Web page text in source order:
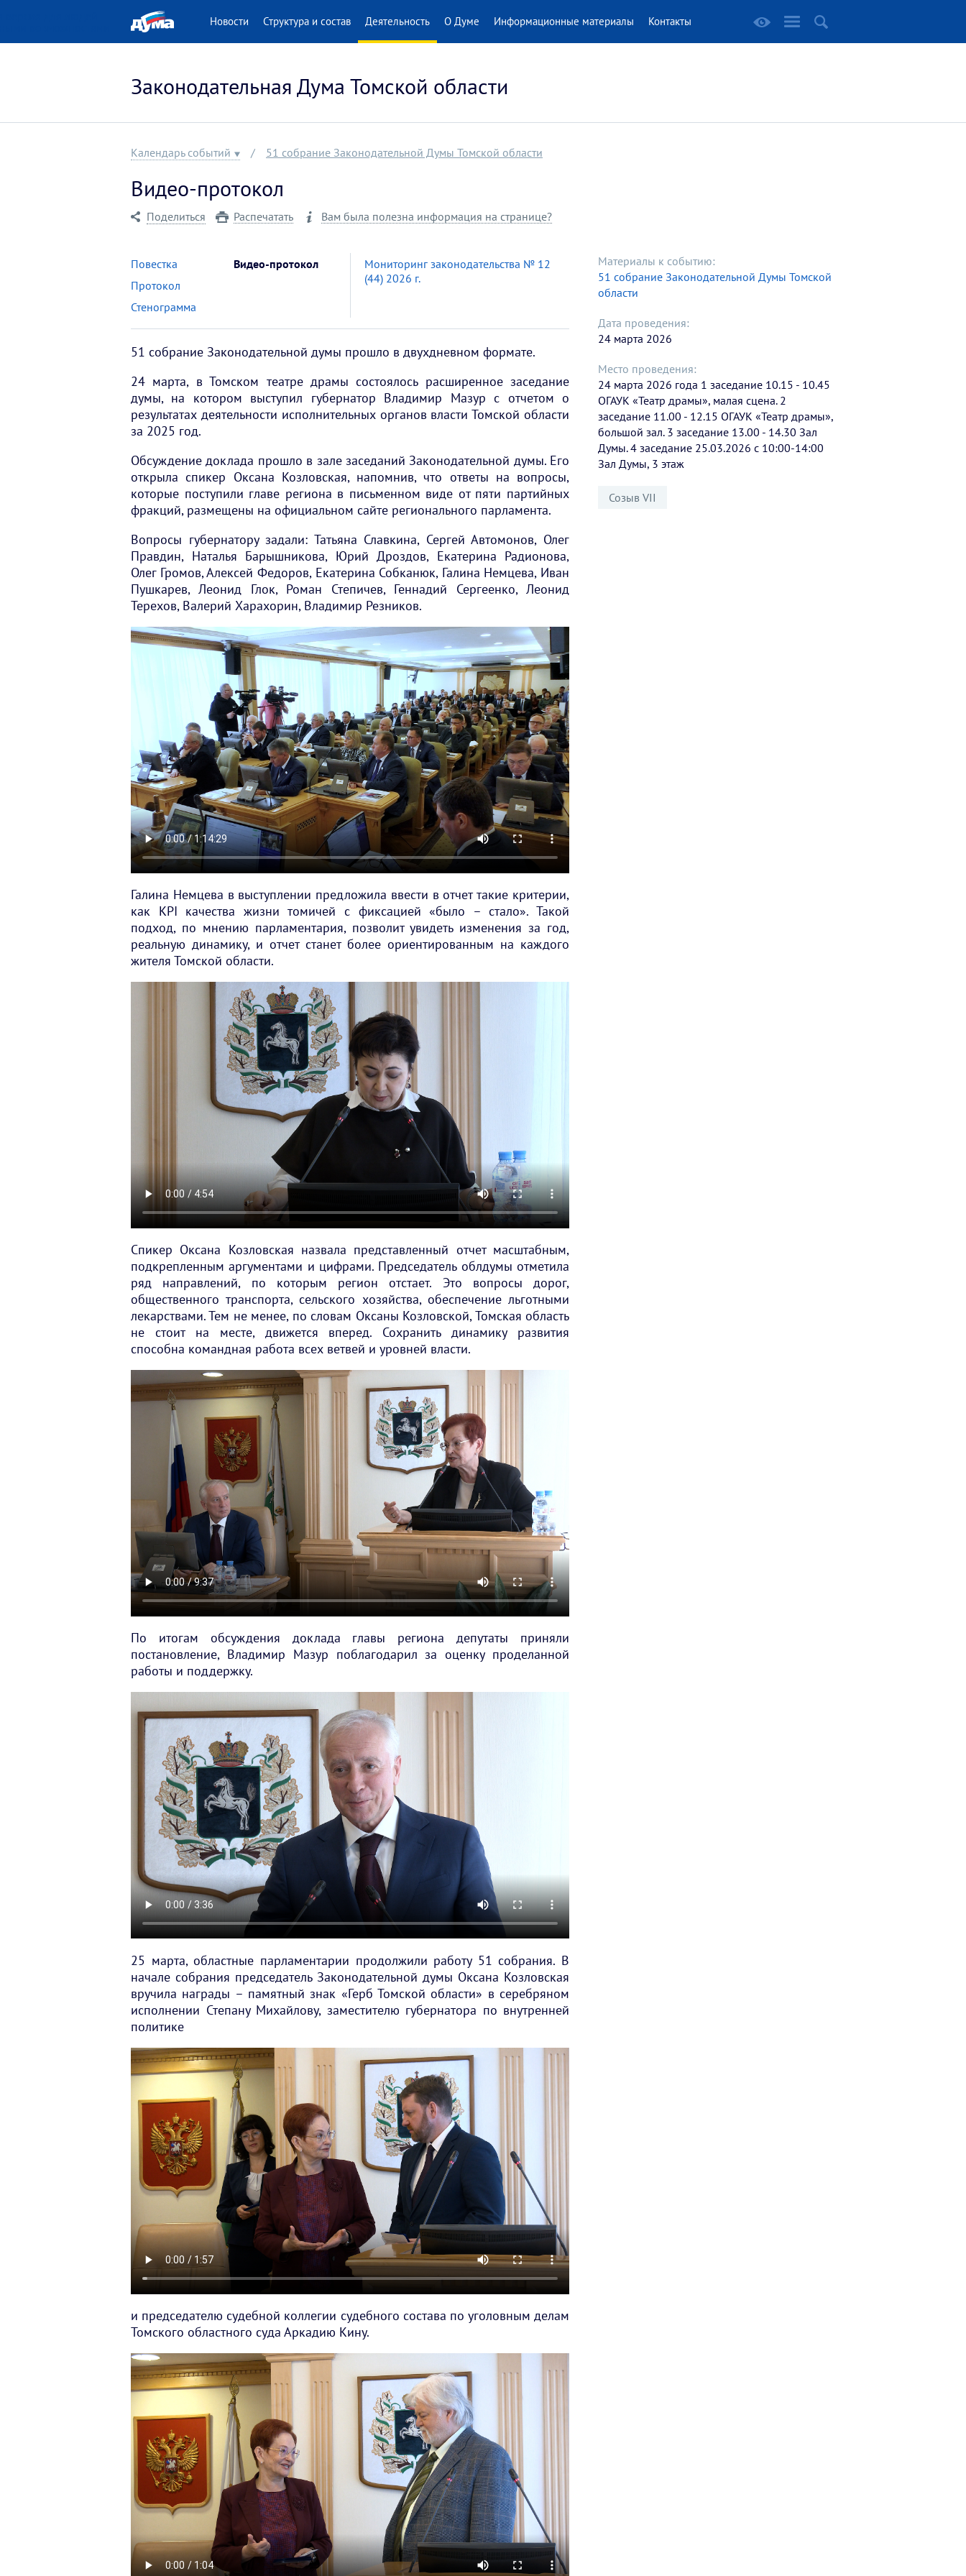
Новости Структура и состав Деятельность О Думе Информационные материалы Контакты
Законодательная Дума Томской области
Календарь событий 51 собрание Законодательной Думы Томской области
Видео-протокол
Поделиться Распечатать Вам была полезна информация на странице?
Материалы к событию:
51 собрание Законодательной Думы Томской
области
Дата проведения:
24 марта 2026
Место проведения:
24 марта 2026 года 1 заседание 10.15 - 10.45
ОГАУК «Театр драмы», малая сцена. 2
заседание 11.00 - 12.15 ОГАУК «Театр драмы»,
большой зал. 3 заседание 13.00 - 14.30 Зал
Думы. 4 заседание 25.03.2026 с 10:00-14:00
Зал Думы, 3 этаж
Созыв VII
Повестка
Протокол
Стенограмма
Видео-протокол
Мониторинг законодательства № 12
(44) 2026 г.
51 собрание Законодательной думы прошло в двухдневном формате.
24 марта, в Томском театре драмы состоялось расширенное заседание
думы, на котором выступил губернатор Владимир Мазур с отчетом о
результатах деятельности исполнительных органов власти Томской области
за 2025 год.
Обсуждение доклада прошло в зале заседаний Законодательной думы. Его
открыла спикер Оксана Козловская, напомнив, что ответы на вопросы,
которые поступили главе региона в письменном виде от пяти партийных
фракций, размещены на официальном сайте регионального парламента.
Вопросы губернатору задали: Татьяна Славкина, Сергей Автомонов, Олег
Правдин, Наталья Барышникова, Юрий Дроздов, Екатерина Радионова,
Олег Громов, Алексей Федоров, Екатерина Собканюк, Галина Немцева, Иван
Пушкарев, Леонид Глок, Роман Степичев, Геннадий Сергеенко, Леонид
Терехов, Валерий Харахорин, Владимир Резников.
Галина Немцева в выступлении предложила ввести в отчет такие критерии,
как KPI качества жизни томичей с фиксацией «было – стало». Такой
подход, по мнению парламентария, позволит увидеть изменения за год,
реальную динамику, и отчет станет более ориентированным на каждого
жителя Томской области.
Спикер Оксана Козловская назвала представленный отчет масштабным,
подкрепленным аргументами и цифрами. Председатель облдумы отметила
ряд направлений, по которым регион отстает. Это вопросы дорог,
общественного транспорта, сельского хозяйства, обеспечение льготными
лекарствами. Тем не менее, по словам Оксаны Козловской, Томская область
не стоит на месте, движется вперед. Сохранить динамику развития
способна командная работа всех ветвей и уровней власти.
По итогам обсуждения доклада главы региона депутаты приняли
постановление, Владимир Мазур поблагодарил за оценку проделанной
работы и поддержку.
25 марта, областные парламентарии продолжили работу 51 собрания. В
начале собрания председатель Законодательной думы Оксана Козловская
вручила награды – памятный знак «Герб Томской области» в серебряном
исполнении Степану Михайлову, заместителю губернатора по внутренней
политике
и председателю судебной коллегии судебного состава по уголовным делам
Томского областного суда Аркадию Кину.